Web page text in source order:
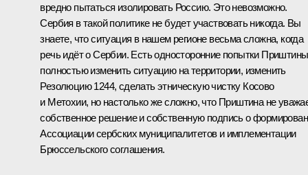
вредно пытаться изолировать Россию. Это невозможно.
Сербия в такой политике не будет участвовать никогда. Вы
знаете, что ситуация в нашем регионе весьма сложна, когда
речь идёт о Сербии. Есть односторонние попытки Приштины
полностью изменить ситуацию на территории, изменить
Резолюцию 1244, сделать этническую чистку Косово
и Метохии, но настолько же сложно, что Приштина не
собственное решение и собственную подпись о
Ассоциации сербских муниципалитетов и имплементации
Брюссельского соглашения.